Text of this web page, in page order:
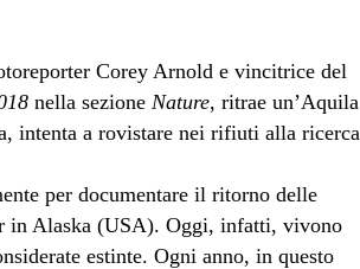
Corey Arnold e vincitrice del
nella sezione Nature, ritrae un’Aquila
intenta a rovistare nei rifiuti alla ricerca
per documentare il ritorno delle
in Alaska (USA). Oggi, infatti, vivono
estinte. Ogni anno, in questo